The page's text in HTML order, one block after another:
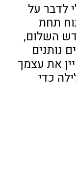
לדבר על
תחת
השלום,
נותנים
את עצמך
כדי